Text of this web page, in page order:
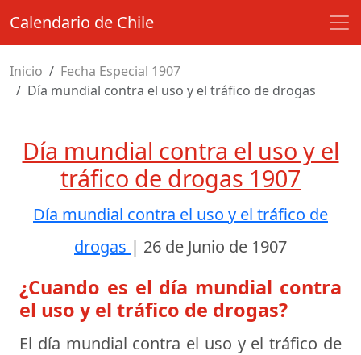
Calendario de Chile
Inicio
Fecha Especial 1907
Día mundial contra el uso y el tráfico de drogas
Día mundial contra el uso y el
tráfico de drogas 1907
Día mundial contra el uso y el tráfico de
drogas | 26 de Junio de 1907
¿Cuando es el día mundial contra
el uso y el tráfico de drogas?
El día mundial contra el uso y el tráfico de